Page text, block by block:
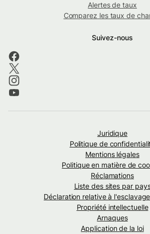
Alertes de taux
Comparez les taux de
Suivez-nous
Juridique
Politique de
Mentions légales
Politique en matière de
Réclamations
Liste des sites par
Déclaration relative à
Propriété intellectuelle
Arnaques
Application de la loi